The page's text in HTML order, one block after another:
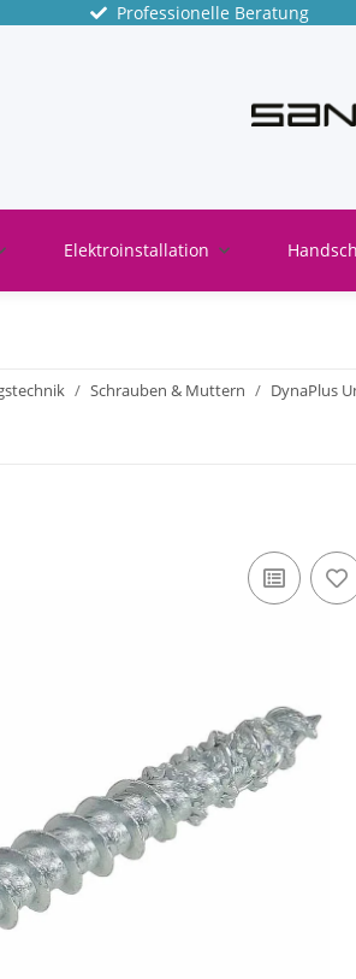
Professionelle Beratung
Elektroinstallation
Schrauben & Muttern DynaPlus